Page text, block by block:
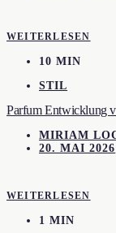
WEITERLESEN
10 MIN
STIL
Parfum Entwicklung
MIRIAM
20. MAI 2026
WEITERLESEN
1 MIN